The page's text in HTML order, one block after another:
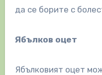
да се борите с
Ябълков оцет
Ябълковият оцет